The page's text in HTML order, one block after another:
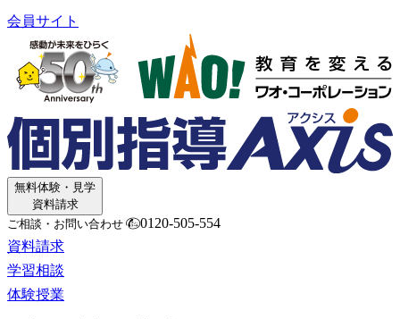
会員サイト
無料体験・見学
資料請求
ご相談・お問い合わせ
0120-505-554
資料請求
学習相談
体験授業